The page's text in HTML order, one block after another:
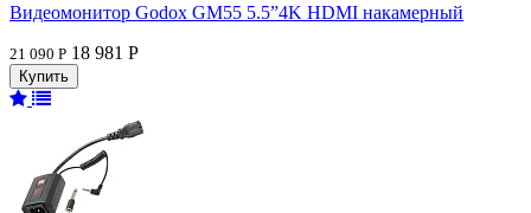
Видеомонитор Godox GM55 5.5”4K HDMI накамерный
21 090 Р 18 981 Р